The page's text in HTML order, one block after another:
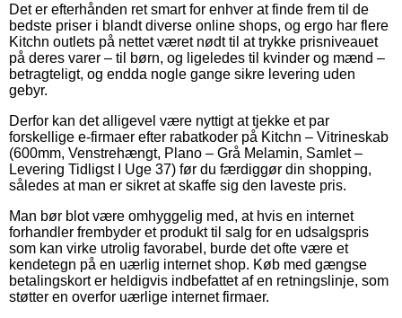
Det er efterhånden ret smart for enhver at finde frem til de
bedste priser i blandt diverse online shops, og ergo har flere
Kitchn outlets på nettet været nødt til at trykke prisniveauet
på deres varer – til børn, og ligeledes til kvinder og mænd –
betragteligt, og endda nogle gange sikre levering uden
gebyr.
Derfor kan det alligevel være nyttigt at tjekke et par
forskellige e-firmaer efter rabatkoder på Kitchn – Vitrineskab
(600mm, Venstrehængt, Plano – Grå Melamin, Samlet –
Levering Tidligst I Uge 37) før du færdiggør din shopping,
således at man er sikret at skaffe sig den laveste pris.
Man bør blot være omhyggelig med, at hvis en internet
forhandler frembyder et produkt til salg for en udsalgspris
som kan virke utrolig favorabel, burde det ofte være et
kendetegn på en uærlig internet shop. Køb med gængse
betalingskort er heldigvis indbefattet af en retningslinje, som
støtter en overfor uærlige internet firmaer.